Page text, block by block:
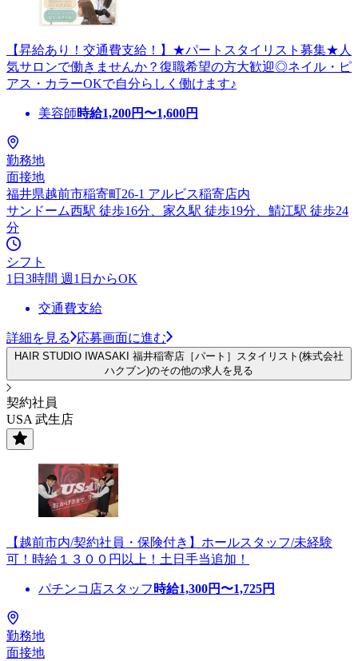
【昇給あり！交通費支給！】★パートスタイリスト募集★人
気サロンで働きませんか？復職希望の方大歓迎◎ネイル・ピ
アス・カラーOKで自分らしく働けます♪
美容師時給1,200円〜1,600円
勤務地
面接地
福井県越前市稲寄町26-1 アルビス稲寄店内
サンドーム西駅 徒歩16分、家久駅 徒歩19分、鯖江駅 徒歩24
分
シフト
1日3時間 週1日からOK
交通費支給
詳細を見る 応募画面に進む
HAIR STUDIO IWASAKI 福井稲寄店［パート］スタイリスト(株式会社
ハクブン)のその他の求人を見る
契約社員
USA 武生店
【越前市内/契約社員・保険付き】ホールスタッフ/未経験
可！時給１３００円以上！土日手当追加！
パチンコ店スタッフ 時給1,300円〜1,725円
勤務地
面接地